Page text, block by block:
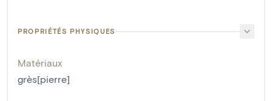
PROPRIÉTÉS PHYSIQUES
Matériaux
grès[pierre]